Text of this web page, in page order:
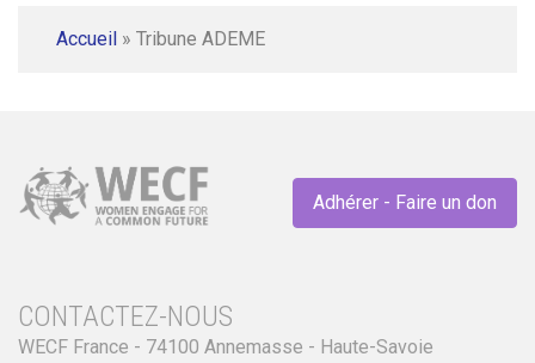
Accueil » Tribune ADEME
Adhérer - Faire un don
CONTACTEZ-NOUS
WECF France - 74100 Annemasse - Haute-Savoie